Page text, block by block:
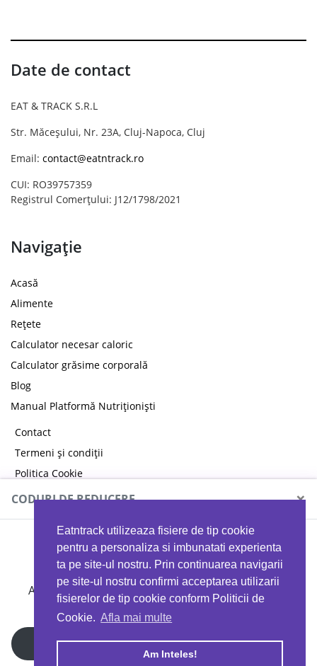
Eatntrack utilizeaza fisiere de tip cookie
pentru a personaliza si imbunatati experienta
ta pe site-ul nostru. Prin continuarea navigarii
pe site-ul nostru confirmi acceptarea utilizarii
fisierelor de tip cookie conform Politicii de
Cookie. Afla mai multe
Am Inteles!
Date de contact
EAT & TRACK S.R.L
Str. Măceșului, Nr. 23A, Cluj-Napoca, Cluj
Email: contact@eatntrack.ro
CUI: RO39757359
Registrul Comerțului: J12/1798/2021
Navigație
Acasă
Alimente
Rețete
Calculator necesar caloric
Calculator grăsime corporală
Blog
Manual Platformă Nutriționiști
Contact
Termeni și condiții
Politica Cookie
Politica de confidențialitate
CODURI DE REDUCERE ×
MYPROTEIN
Ai 40%reducere la orice comandă folosind codul
EATTRACK
Profită acum